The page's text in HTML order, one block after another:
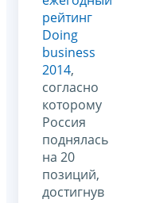
рейтинг
Doing
business
2014,
согласно
которому
Россия
поднялась
на 20
позиций,
достигнув